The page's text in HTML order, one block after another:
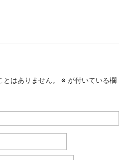
はありません。
※ が付いている欄